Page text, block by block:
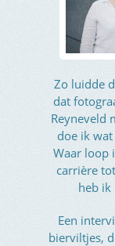
Zo luidde
dat
Reyneveld
doe ik wat
Waar loop
carrière
heb ik
Een
bierviltjes,